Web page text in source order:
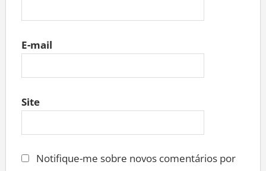
E-mail
Site
Notifique-me sobre novos comentários por